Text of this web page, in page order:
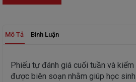
Mô Tả Bình Luận
Phiếu tự đánh giá cuối tuần và
được biên soạn nhằm giúp học